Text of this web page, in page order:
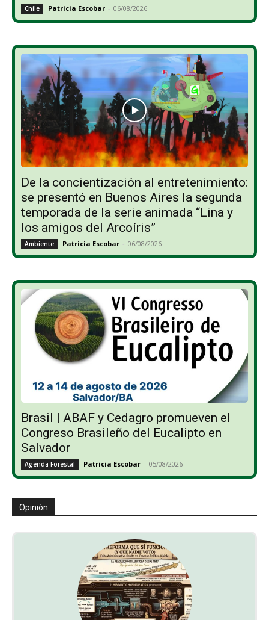
Chile Patricia Escobar - 06/08/2026
De la concientización al entretenimiento:
se presentó en Buenos Aires la segunda
temporada de la serie animada “Lina y
los amigos del Arcoíris”
Ambiente Patricia Escobar - 06/08/2026
Brasil | ABAF y Cedagro promueven el
Congreso Brasileño del Eucalipto en
Salvador
Agenda Forestal Patricia Escobar - 05/08/2026
Opinión